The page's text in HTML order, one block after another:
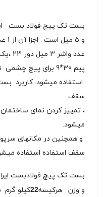
پیم 30*9 برای پیچ
استفاده میشود. کاربرد
سقف
، تمییز کردن نمای
میشود.
و همچنین در مکانهای
سقف استفاده استفاده
و وزن هرکیسه22کیلو گرم می باشد.